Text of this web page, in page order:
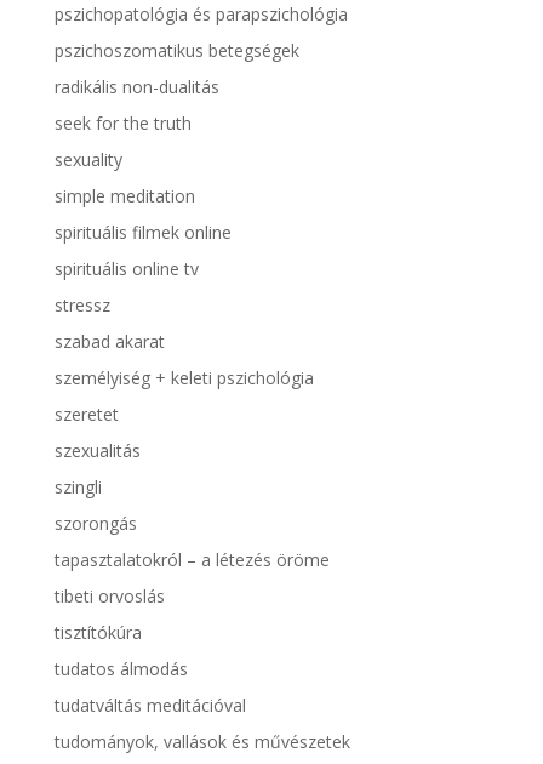
pszichopatológia és parapszichológia
pszichoszomatikus betegségek
radikális non-dualitás
seek for the truth
sexuality
simple meditation
spirituális filmek online
spirituális online tv
stressz
szabad akarat
személyiség + keleti pszichológia
szeretet
szexualitás
szingli
szorongás
tapasztalatokról – a létezés öröme
tibeti orvoslás
tisztítókúra
tudatos álmodás
tudatváltás meditációval
tudományok, vallások és művészetek